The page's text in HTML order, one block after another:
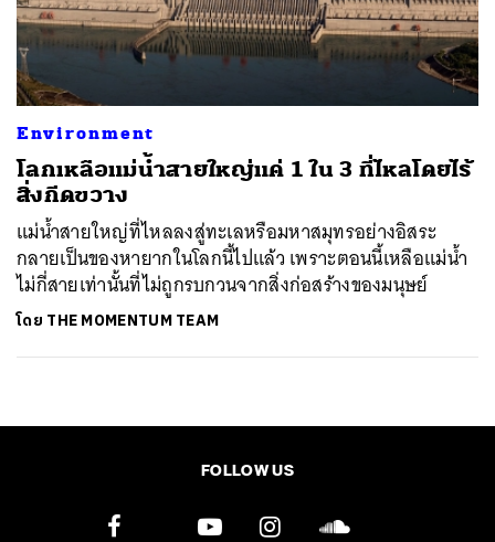
Environment
โลกเหลือแม่น้ำสายใหญ่แค่ 1 ใน 3 ที่ไหลโดยไร้
สิ่งกีดขวาง
แม่น้ำสายใหญ่ที่ไหลลงสู่ทะเลหรือมหาสมุทรอย่างอิสระ
กลายเป็นของหายากในโลกนี้ไปแล้ว เพราะตอนนี้เหลือแม่น้ำ
ไม่กี่สายเท่านั้นที่ไม่ถูกรบกวนจากสิ่งก่อสร้างของมนุษย์
โดย THE MOMENTUM TEAM
FOLLOW US